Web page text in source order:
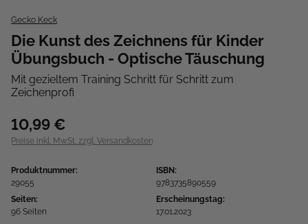
Gecko Keck
Die Kunst des Zeichnens für Kinder
Übungsbuch - Optische Täuschung
Mit gezieltem Training Schritt für Schritt zum
Zeichenprofi
10,99 €
Preise inkl. MwSt. zzgl. Versandkosten
Produktnummer:
29055
ISBN:
9783735890559
Seiten:
96 Seiten
Erscheinungstag:
17.01.2023